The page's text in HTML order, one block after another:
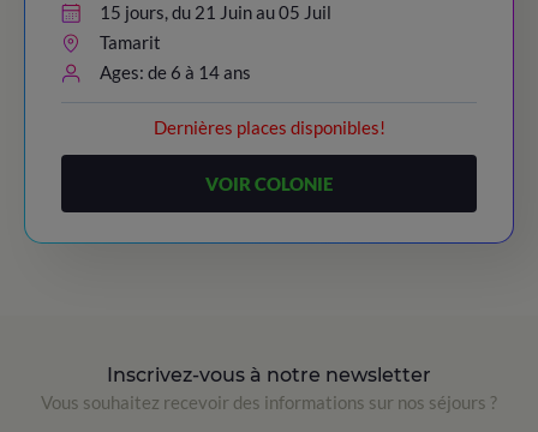
15 jours, du 21 Juin au 05 Juil
Tamarit
Ages: de 6 à 14 ans
Dernières places disponibles!
VOIR COLONIE
Inscrivez-vous à notre newsletter
Vous souhaitez recevoir des informations sur nos séjours ?